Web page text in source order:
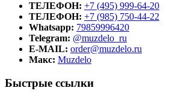
ТЕЛЕФОН: +7 (495) 999-64-20
ТЕЛЕФОН: +7 (985) 750-44-22
Whatsapp: 79859996420
Telegram: @muzdelo_ru
E-MAIL: order@muzdelo.ru
Макс: Muzdelo
Быстрые ссылки